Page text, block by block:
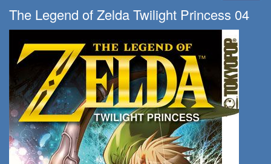
The Legend of Zelda Twilight Princess 04